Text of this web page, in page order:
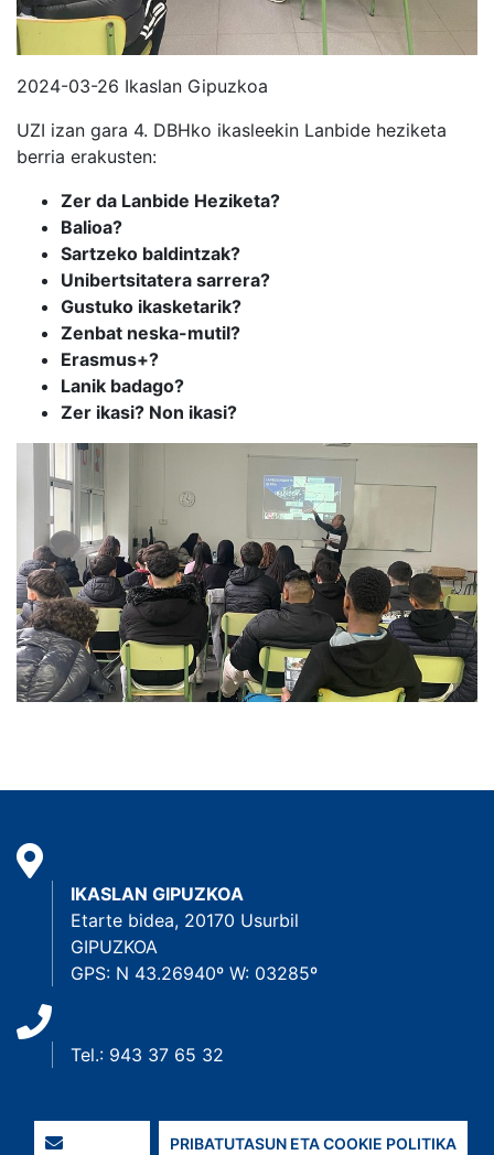
2024-03-26 Ikaslan Gipuzkoa
UZI izan gara 4. DBHko ikasleekin Lanbide heziketa
berria erakusten:
Zer da Lanbide Heziketa?
Balioa?
Sartzeko baldintzak?
Unibertsitatera sarrera?
Gustuko ikasketarik?
Zenbat neska-mutil?
Erasmus+?
Lanik badago?
Zer ikasi? Non ikasi?
IKASLAN GIPUZKOA
Etarte bidea, 20170 Usurbil
GIPUZKOA
GPS: N 43.26940º W: 03285º
Tel.: 943 37 65 32
PRIBATUTASUN ETA COOKIE POLITIKA